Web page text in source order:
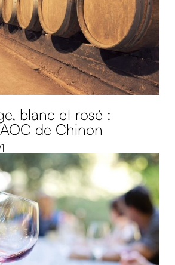
blanc et rosé :
de Chinon